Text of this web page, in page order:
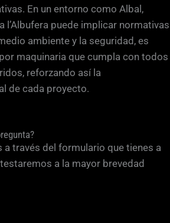
En un entorno como Albal,
l’Albufera puede implicar normativas
ambiente y la seguridad, es
maquinaria que cumpla con todos
reforzando así la
de cada proyecto.
través del formulario que tienes a
a la mayor brevedad